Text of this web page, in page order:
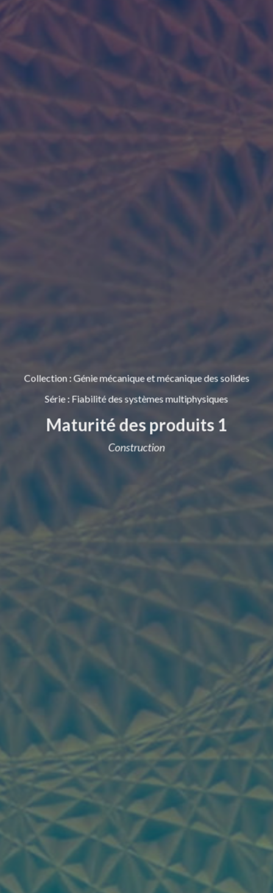
Collection :Génie mécanique et mécanique des solides
Série: Fiabilité des systèmes multiphysiques
Maturité des produits 1
Construction